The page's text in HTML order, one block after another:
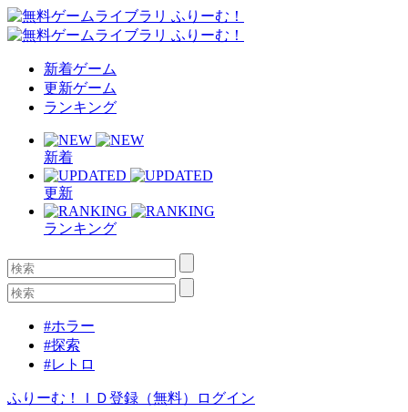
新着ゲーム
更新ゲーム
ランキング
新着
更新
ランキング
#ホラー
#探索
#レトロ
ふりーむ！ＩＤ登録（無料） ログイン